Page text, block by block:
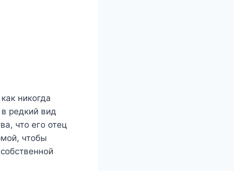
никогда
редкий вид
что его отец
чтобы